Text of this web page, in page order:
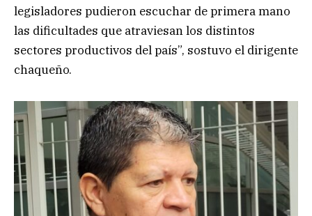
legisladores pudieron escuchar de primera mano
las dificultades que atraviesan los distintos
sectores productivos del país”, sostuvo el dirigente
chaqueño.